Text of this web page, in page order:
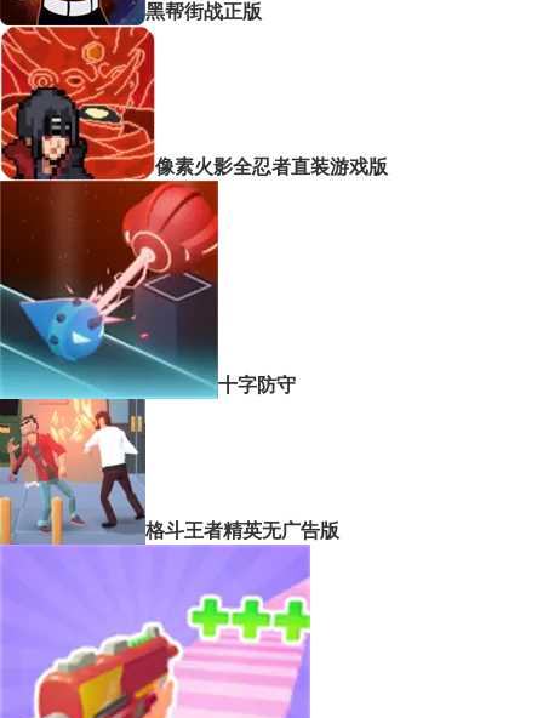
黑帮街战正版
像素火影全忍者直装游戏版
十字防守
格斗王者精英无广告版